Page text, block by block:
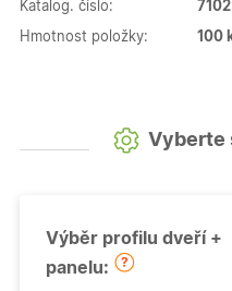
Katalog. číslo: 7102
Hmotnost položky: 100
Vyberte
Výběr profilu dveří +
panelu: